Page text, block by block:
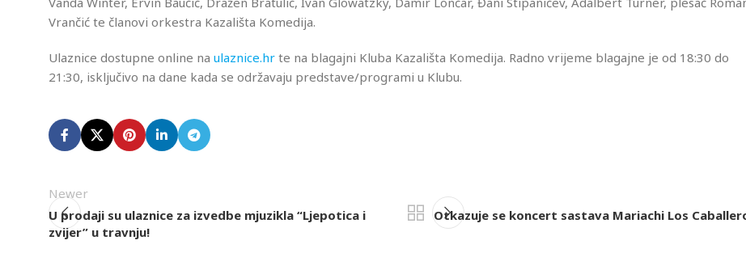
Vrančić te članovi orkestra Kazališta Komedija.
Ulaznice dostupne online na ulaznice.hr te na blagajni Kluba Kazališta Komedija. Radno vrijeme blagajne je od 18:30 do
21:30, isključivo na dane kada se održavaju predstave/programi u Klubu.
Newer
U prodaji su ulaznice za izvedbe mjuzikla “Ljepotica i
zvijer” u travnju!
Otkazuje se koncert sastava Mariachi Los